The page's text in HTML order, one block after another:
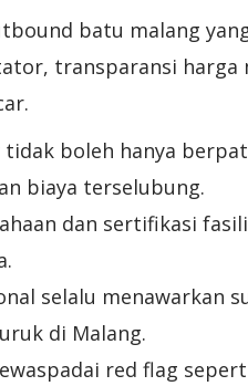
batu malang
transparansi harga
boleh hanya
biaya terselubung.
dan sertifikasi
selalu menawarkan
di Malang.
red flag